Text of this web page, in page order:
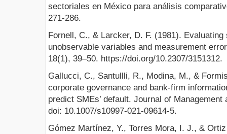
sectoriales en México para análisis
271-286.
Fornell, C., & Larcker, D. F. (1981).
unobservable variables and measurement
18(1), 39–50. https://doi.org/10.2307/3151312.
Gallucci, C., Santullli, R., Modina, M., &
corporate governance and bank-firm
predict SMEs’ default. Journal of
doi: 10.1007/s10997-021-09614-5.
Gómez Martínez, Y., Torres Mora, I. J., &